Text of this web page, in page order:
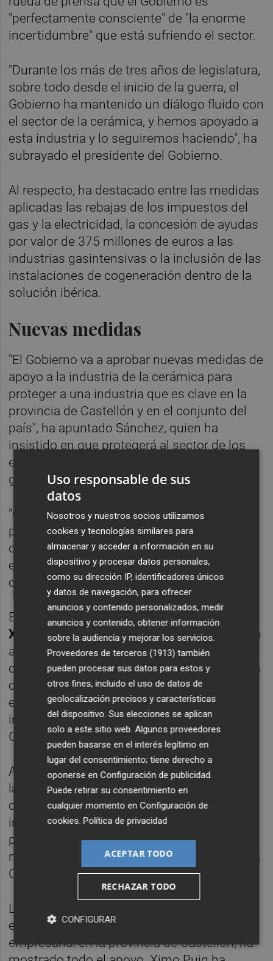
"perfectamente consciente" de "la enorme
incertidumbre" que está sufriendo el sector.
"Durante los más de tres años de legislatura,
sobre todo desde el inicio de la guerra, el
Gobierno ha mantenido un diálogo fluido con
el sector de la cerámica, y hemos apoyado a
esta industria y lo seguiremos haciendo", ha
subrayado el presidente del Gobierno.
Al respecto, ha destacado entre las medidas
aplicadas las rebajas de los impuestos del
gas y la electricidad, la concesión de ayudas
por valor de 375 millones de euros a las
industrias gasintensivas o la inclusión de las
instalaciones de cogeneración dentro de la
solución ibérica.
Nuevas medidas
"El Gobierno va a aprobar nuevas medidas de
apoyo a la industria de la cerámica para
proteger a una industria que es clave en la
provincia de Castellón y en el conjunto del
país", ha apuntado Sánchez, quien ha
insistido en que protegerá al sector de los
efectos económicos y energéticos de la
guerra en Ucrania.
"Con la guerra de Putin en Ucrania vamos a
poner todos los recursos del Estado para
defender a nuestras familias, a nuestras
empresas y a nuestras industrias", ha
concluido.
El presidente de la Generalitat Valenciana,
Ximo Puig, también ha asistido esta mañana
a la reunión con representantes del sector
cerámico. La Generalitat ha asegurado en un
comunicado que quiere formar parte activa
en la búsqueda de soluciones entre la
industria cerámica, el Gobierno y la
Generalitat.
Así, la Generalitat Valenciana es favorable a
la búsqueda de soluciones para el sector
cerámico y participará de cualquier posible
iniciativa que sirva para paliar la
problemática que tiene planteada en estos
momentos "un sector tan importante para la
Comunitat Valenciana".
La Generalitat, consciente del peso
económico y la importancia del tejido
empresarial en la provincia de Castellón, ha
Uso responsable de sus
datos
Nosotros y nuestros socios utilizamos
cookies y tecnologías similares para
almacenar y acceder a información en su
dispositivo y procesar datos personales,
como su dirección IP, identificadores únicos
y datos de navegación, para ofrecer
anuncios y contenido personalizados, medir
anuncios y contenido, obtener información
sobre la audiencia y mejorar los servicios.
Proveedores de terceros (1913) también
pueden procesar sus datos para estos y
otros fines, incluido el uso de datos de
geolocalización precisos y características
del dispositivo. Sus elecciones se aplican
solo a este sitio web. Algunos proveedores
pueden basarse en el interés legítimo en
lugar del consentimiento; tiene derecho a
oponerse enConfiguración de publicidad
Puede retirar su consentimiento en
cualquier momento enConfiguración de
cookies .Política de privacidad
ACEPTAR TODO
RECHAZAR TODO
CONFIGURAR